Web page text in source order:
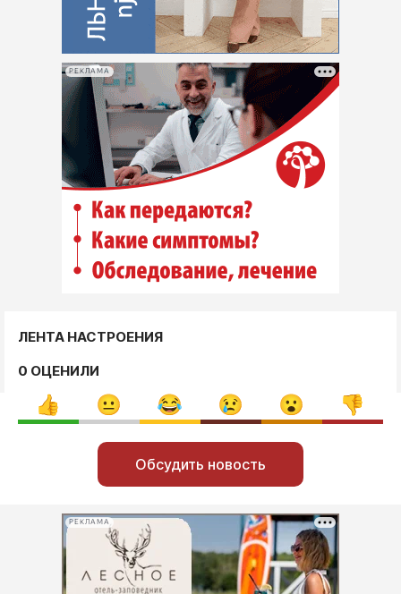
РЕКЛАМА
ЛЕНТА НАСТРОЕНИЯ
0 ОЦЕНИЛИ
Обсудить новость
РЕКЛАМА